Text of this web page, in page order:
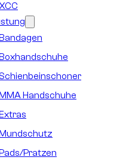
XCC
Handschuhe
Pratzen